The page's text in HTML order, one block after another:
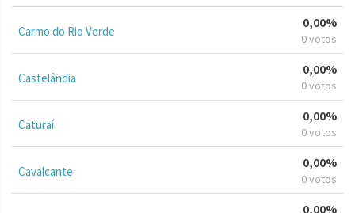
Carmo do Rio Verde
0,00%
0 votos
Castelândia
0,00%
0 votos
Caturaí
0,00%
0 votos
Cavalcante
0,00%
0 votos
0,00%